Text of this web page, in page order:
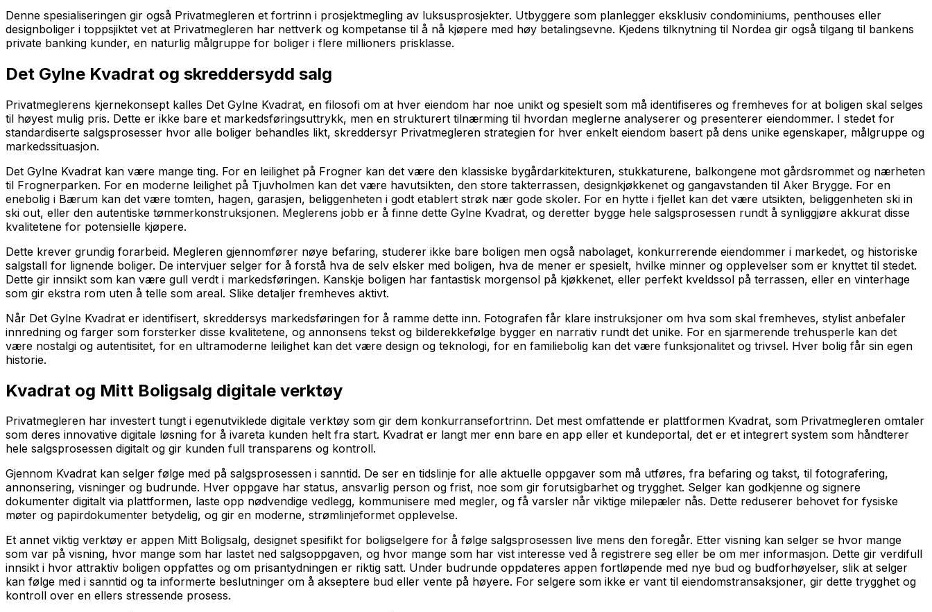
Denne spesialiseringen gir også Privatmegleren et fortrinn i prosjektmegling av luksusprosjekter. Utbyggere som planlegger eksklusiv condominiums, penthouses eller
designboliger i toppsjiktet vet at Privatmegleren har nettverk og kompetanse til å nå kjøpere med høy betalingsevne. Kjedens tilknytning til Nordea gir også tilgang til bankens
private banking kunder, en naturlig målgruppe for boliger i flere millioners prisklasse.
Det Gylne Kvadrat og skreddersydd salg
Privatmeglerens kjernekonsept kalles Det Gylne Kvadrat, en filosofi om at hver eiendom har noe unikt og spesielt som må identifiseres og fremheves for at boligen skal selges
til høyest mulig pris. Dette er ikke bare et markedsføringsuttrykk, men en strukturert tilnærming til hvordan meglerne analyserer og presenterer eiendommer. I stedet for
standardiserte salgsprosesser hvor alle boliger behandles likt, skreddersyr Privatmegleren strategien for hver enkelt eiendom basert på dens unike egenskaper, målgruppe og
markedssituasjon.
Det Gylne Kvadrat kan være mange ting. For en leilighet på Frogner kan det være den klassiske bygårdarkitekturen, stukkaturene, balkongene mot gårdsrommet og nærheten
til Frognerparken. For en moderne leilighet på Tjuvholmen kan det være havutsikten, den store takterrassen, designkjøkkenet og gangavstanden til Aker Brygge. For en
enebolig i Bærum kan det være tomten, hagen, garasjen, beliggenheten i godt etablert strøk nær gode skoler. For en hytte i fjellet kan det være utsikten, beliggenheten ski in
ski out, eller den autentiske tømmerkonstruksjonen. Meglerens jobb er å finne dette Gylne Kvadrat, og deretter bygge hele salgsprosessen rundt å synliggjøre akkurat disse
kvalitetene for potensielle kjøpere.
Dette krever grundig forarbeid. Megleren gjennomfører nøye befaring, studerer ikke bare boligen men også nabolaget, konkurrerende eiendommer i markedet, og historiske
salgstall for lignende boliger. De intervjuer selger for å forstå hva de selv elsker med boligen, hva de mener er spesielt, hvilke minner og opplevelser som er knyttet til stedet.
Dette gir innsikt som kan være gull verdt i markedsføringen. Kanskje boligen har fantastisk morgensol på kjøkkenet, eller perfekt kveldssol på terrassen, eller en vinterhage
som gir ekstra rom uten å telle som areal. Slike detaljer fremheves aktivt.
Når Det Gylne Kvadrat er identifisert, skreddersys markedsføringen for å ramme dette inn. Fotografen får klare instruksjoner om hva som skal fremheves, stylist anbefaler
innredning og farger som forsterker disse kvalitetene, og annonsens tekst og bilderekkefølge bygger en narrativ rundt det unike. For en sjarmerende trehusperle kan det
være nostalgi og autentisitet, for en ultramoderne leilighet kan det være design og teknologi, for en familiebolig kan det være funksjonalitet og trivsel. Hver bolig får sin egen
historie.
Kvadrat og Mitt Boligsalg digitale verktøy
Privatmegleren har investert tungt i egenutviklede digitale verktøy som gir dem konkurransefortrinn. Det mest omfattende er plattformen Kvadrat, som Privatmegleren omtaler
som deres innovative digitale løsning for å ivareta kunden helt fra start. Kvadrat er langt mer enn bare en app eller et kundeportal, det er et integrert system som håndterer
hele salgsprosessen digitalt og gir kunden full transparens og kontroll.
Gjennom Kvadrat kan selger følge med på salgsprosessen i sanntid. De ser en tidslinje for alle aktuelle oppgaver som må utføres, fra befaring og takst, til fotografering,
annonsering, visninger og budrunde. Hver oppgave har status, ansvarlig person og frist, noe som gir forutsigbarhet og trygghet. Selger kan godkjenne og signere
dokumenter digitalt via plattformen, laste opp nødvendige vedlegg, kommunisere med megler, og få varsler når viktige milepæler nås. Dette reduserer behovet for fysiske
møter og papirdokumenter betydelig, og gir en moderne, strømlinjeformet opplevelse.
Et annet viktig verktøy er appen Mitt Boligsalg, designet spesifikt for boligselgere for å følge salgsprosessen live mens den foregår. Etter visning kan selger se hvor mange
som var på visning, hvor mange som har lastet ned salgsoppgaven, og hvor mange som har vist interesse ved å registrere seg eller be om mer informasjon. Dette gir verdifull
innsikt i hvor attraktiv boligen oppfattes og om prisantydningen er riktig satt. Under budrunde oppdateres appen fortløpende med nye bud og budforhøyelser, slik at selger
kan følge med i sanntid og ta informerte beslutninger om å akseptere bud eller vente på høyere. For selgere som ikke er vant til eiendomstransaksjoner, gir dette trygghet og
kontroll over en ellers stressende prosess.